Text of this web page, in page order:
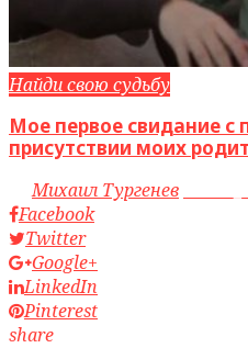
Найди свою судьбу
Мое первое свидание с
присутствии моих
byМихаил Тургенев
Facebook
Twitter
Google+
LinkedIn
Pinterest
share